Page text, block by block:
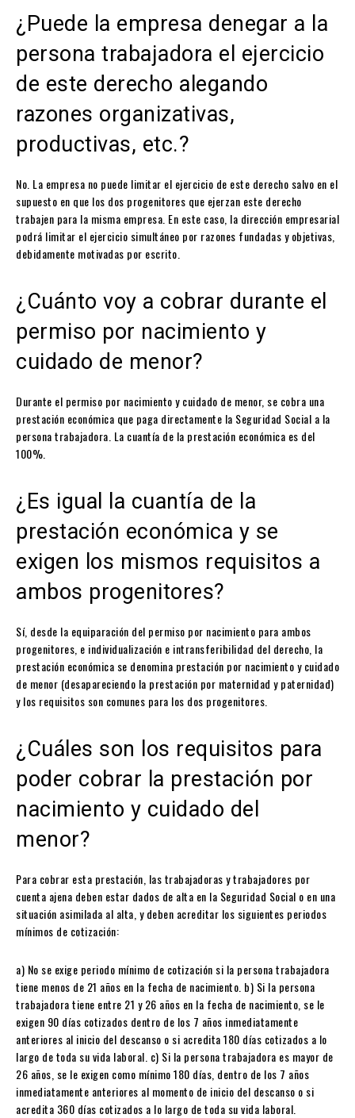
¿Puede la empresa denegar a la
persona trabajadora el ejercicio
de este derecho alegando
razones organizativas,
productivas, etc.?
No. La empresa no puede limitar el ejercicio de este derecho salvo en el
supuesto en que los dos progenitores que ejerzan este derecho
trabajen para la misma empresa. En este caso, la dirección empresarial
podrá limitar el ejercicio simultáneo por razones fundadas y objetivas,
debidamente motivadas por escrito.
¿Cuánto voy a cobrar durante el
permiso por nacimiento y
cuidado de menor?
Durante el permiso por nacimiento y cuidado de menor, se cobra una
prestación económica que paga directamente la Seguridad Social a la
persona trabajadora. La cuantía de la prestación económica es del
100%.
¿Es igual la cuantía de la
prestación económica y se
exigen los mismos requisitos a
ambos progenitores?
Sí, desde la equiparación del permiso por nacimiento para ambos
progenitores, e individualización e intransferibilidad del derecho, la
prestación económica se denomina prestación por nacimiento y cuidado
de menor (desapareciendo la prestación por maternidad y paternidad)
y los requisitos son comunes para los dos progenitores.
¿Cuáles son los requisitos para
poder cobrar la prestación por
nacimiento y cuidado del
menor?
Para cobrar esta prestación, las trabajadoras y trabajadores por
cuenta ajena deben estar dados de alta en la Seguridad Social o en una
situación asimilada al alta, y deben acreditar los siguientes periodos
mínimos de cotización:
a) No se exige periodo mínimo de cotización si la persona trabajadora
tiene menos de 21 años en la fecha de nacimiento. b) Si la persona
trabajadora tiene entre 21 y 26 años en la fecha de nacimiento, se le
exigen 90 días cotizados dentro de los 7 años inmediatamente
anteriores al inicio del descanso o si acredita 180 días cotizados a lo
largo de toda su vida laboral. c) Si la persona trabajadora es mayor de
26 años, se le exigen como mínimo 180 días, dentro de los 7 años
inmediatamente anteriores al momento de inicio del descanso o si
acredita 360 días cotizados a lo largo de toda su vida laboral.